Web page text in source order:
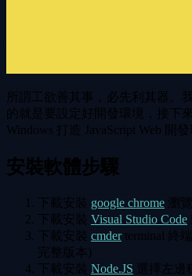
所謂工欲善其事，必先利其器。
的就是要設定好開發環境，接下
Windows 打造 JavaScript Web 開發
安裝軟體步驟
下載安裝 google chrome 瀏
下載安裝 Visual Studio Code
下載安裝 cmderterminal 終
完整版本)
下載安裝 Node.JS 選擇左邊